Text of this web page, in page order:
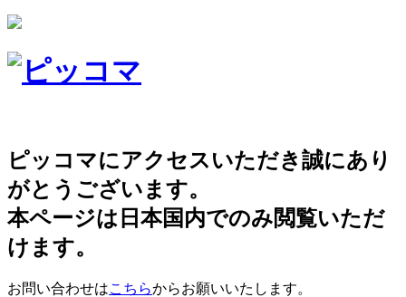
ピッコマにアクセスいただき誠にあり
がとうございます。
本ページは日本国内でのみ閲覧いただ
けます。
お問い合わせはこちらからお願いいたします。